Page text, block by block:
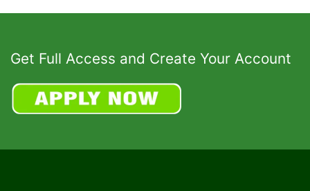
Get Full Access and Create Your Account